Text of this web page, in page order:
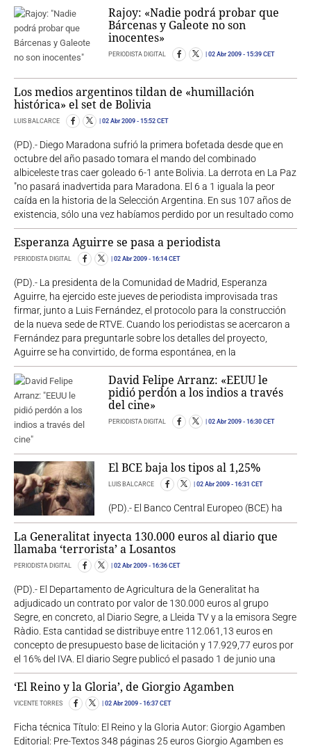
Rajoy: «Nadie podrá probar que
Bárcenas y Galeote no son
inocentes»
PERIODISTA DIGITAL 02 Abr 2009 - 15:39 CET
Los medios argentinos tildan de «humillación
histórica» el set de Bolivia
LUIS BALCARCE 02 Abr 2009 - 15:52 CET
(PD).- Diego Maradona sufrió la primera bofetada desde que en
octubre del año pasado tomara el mando del combinado
albiceleste tras caer goleado 6-1 ante Bolivia. La derrota en La Paz
"no pasará inadvertida para Maradona. El 6 a 1 iguala la peor
caída en la historia de la Selección Argentina. En sus 107 años de
existencia, sólo una vez habíamos perdido por un resultado como
Esperanza Aguirre se pasa a periodista
PERIODISTA DIGITAL 02 Abr 2009 - 16:14 CET
(PD).- La presidenta de la Comunidad de Madrid, Esperanza
Aguirre, ha ejercido este jueves de periodista improvisada tras
firmar, junto a Luis Fernández, el protocolo para la construcción
de la nueva sede de RTVE. Cuando los periodistas se acercaron a
Fernández para preguntarle sobre los detalles del proyecto,
Aguirre se ha convirtido, de forma espontánea, en la
David Felipe Arranz: «EEUU le
pidió perdón a los indios a través
del cine»
PERIODISTA DIGITAL 02 Abr 2009 - 16:30 CET
El BCE baja los tipos al 1,25%
LUIS BALCARCE 02 Abr 2009 - 16:31 CET
(PD).- El Banco Central Europeo (BCE) ha
La Generalitat inyecta 130.000 euros al diario que
llamaba ‘terrorista’ a Losantos
PERIODISTA DIGITAL 02 Abr 2009 - 16:36 CET
(PD).- El Departamento de Agricultura de la Generalitat ha
adjudicado un contrato por valor de 130.000 euros al grupo
Segre, en concreto, al Diario Segre, a Lleida TV y a la emisora Segre
Ràdio. Esta cantidad se distribuye entre 112.061,13 euros en
concepto de presupuesto base de licitación y 17.929,77 euros por
el 16% del IVA. El diario Segre publicó el pasado 1 de junio una
‘El Reino y la Gloria’, de Giorgio Agamben
VICENTE TORRES 02 Abr 2009 - 16:37 CET
Ficha técnica Título: El Reino y la Gloria Autor: Giorgio Agamben
Editorial: Pre-Textos 348 páginas 25 euros Giorgio Agamben es